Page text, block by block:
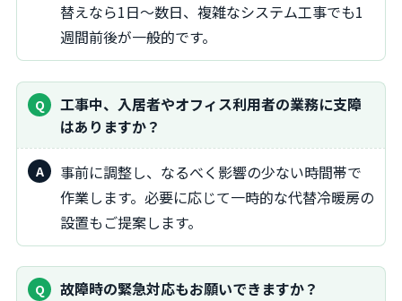
替えなら1日～数日、複雑なシステム工事でも1
週間前後が一般的です。
工事中、入居者やオフィス利用者の業務に支障
はありますか？
事前に調整し、なるべく影響の少ない時間帯で
作業します。必要に応じて一時的な代替冷暖房の
設置もご提案します。
故障時の緊急対応もお願いできますか？